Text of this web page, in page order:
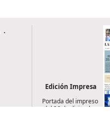
Edición Impresa
Portada del impreso
del 26 de diciembre